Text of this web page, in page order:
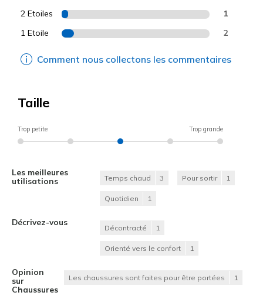
2 Etoiles 1
1 Etoile 2
Comment nous collectons les commentaires
Taille
Trop petite Trop grande
Les meilleures
utilisations
Temps chaud 3 Pour sortir 1
Quotidien 1
Décrivez-vous
Décontracté 1
Orienté vers le confort 1
Opinion
sur
Chaussures
Les chaussures sont faites pour être portées 1